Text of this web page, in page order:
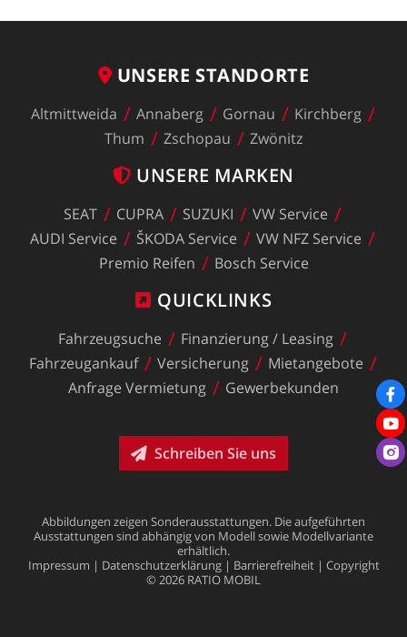
UNSERE STANDORTE
Altmittweida Annaberg Gornau
Kirchberg
Thum
Zschopau Zwönitz
UNSERE MARKEN
SEAT CUPRA SUZUKI VW Service
AUDI Service ŠKODA Service VW NFZ Service
Premio Reifen Bosch Service
QUICKLINKS
Fahrzeugsuche Finanzierung/ Leasing
Fahrzeugankauf
Versicherung
Mietangebote
Anfrage Vermietung Gewerbekunden
Schreiben Sie uns
Abbildungen zeigen Sonderausstattungen. Dieaufgeführten
Ausstattungen sind abhängigvon Modellsowie Modellvariante
erhältlich.
Impressum | Datenschutzerklärung | Barrierefreiheit | Copyright
© 2026 RATIO MOBIL